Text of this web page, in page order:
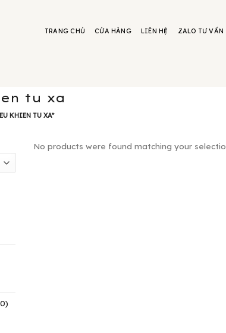
TRANG CHỦ CỬA HÀNG LIÊN HỆ ZALO TƯ VẤN
tu xa
KHIEN TU XA”
No products were found matching your